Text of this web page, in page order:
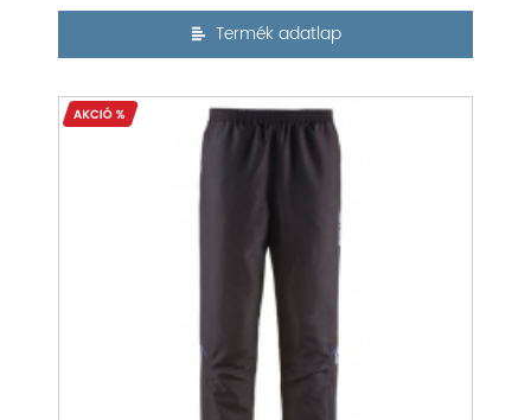
Termék adatlap